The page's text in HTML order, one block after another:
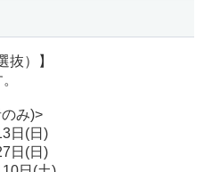
抜）】
み)>
日(日)
日(日)